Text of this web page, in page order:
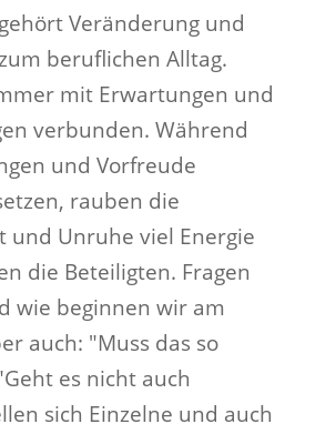
Veränderung und
beruflichen Alltag.
mit Erwartungen und
verbunden. Während
und Vorfreude
rauben die
und Unruhe viel Energie
die Beteiligten. Fragen
wie beginnen wir am
auch: "Muss das so
es nicht auch
sich Einzelne und auch